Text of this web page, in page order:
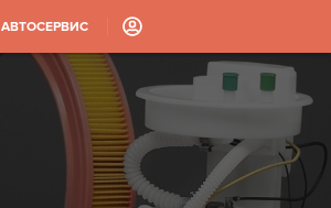
АВТОСЕРВИС